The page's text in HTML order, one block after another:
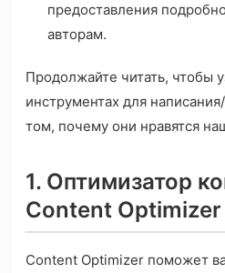
предоставления
авторам.
Продолжайте читать, чтобы
инструментах для
том, почему они нравятся
1. Оптимизатор
Content Optimizer
Content Optimizer поможет